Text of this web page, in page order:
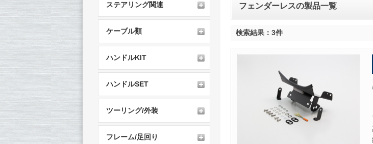
フェンダーレスの製品一覧
検索結果：3件
ステアリング関連
ケーブル類
ハンドルKIT
ハンドルSET
ツーリング/外装
フレーム/足回り